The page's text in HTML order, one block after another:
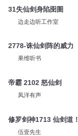
31失仙剑身陷囹圄
边走边听工作室
2778-诛仙剑阵的威力
果维听书
帝霸 2102 怒仙剑
凤洋有声
修罗剑神1713 仙剑道！
伍壹先生